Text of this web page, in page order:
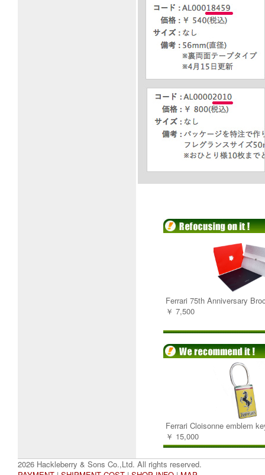
Ferrari 75th Anniversary
￥ 7,500
Ferrari Cloisonne emblem
￥ 15,000
2026 Hackleberry & Sons Co.,Ltd. All rights reserved.